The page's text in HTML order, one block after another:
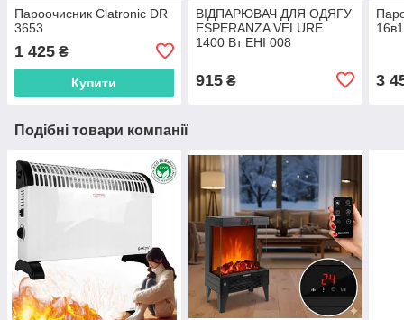
Пароочисник Clatronic DR
3653
1 425 ₴
Купити
ВІДПАРЮВАЧ ДЛЯ ОДЯГУ
ESPERANZA VELURE
1400 Вт EHI 008
915₴ 3
Подібні товари компанії